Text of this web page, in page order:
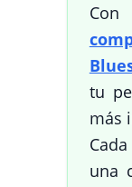
tu
más
una